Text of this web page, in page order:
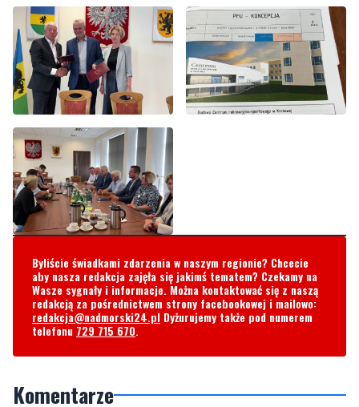
Byliście świadkami zdarzenia w naszym regionie? Chcecie
aby nasza redakcja zajęła się jakimś tematem? Czekamy na
Wasze sygnały i informacje. Można kontaktować się z naszą
redakcja@nadmorski24.plDyżurujemy także pod numerem
telefonu729 715 670.
Komentarze
Kto to utrzyma za te ceny prądu i ogrzewania ?